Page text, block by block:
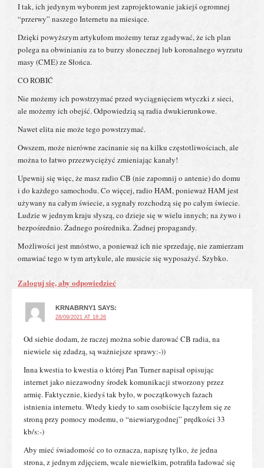
I tak, ich jedynym wyborem jest zaprojektowanie jakiejś ogromnej
“przerwy” naszego Internetu na miesiące.
Dzięki powyższym artykułom możemy teraz zgadywać, że ich plan
polega na obwinianiu za to burzy słonecznej lub koronalnego wyrzutu
masy (CME) ze Słońca.
CO ROBIĆ
Nie możemy ich powstrzymać przed wyciągnięciem wtyczki z sieci,
ale możemy ich obejść. Odpowiedzią są radia dwukierunkowe.
Nawet elita nie może tego powstrzymać.
Owszem, może nierówne zacinanie się na kilku częstotliwościach, ale
można to łatwo przezwyciężyć zmieniając kanały!
Upewnij się więc, że masz radio CB (nie zapomnij o antenie) do domu
i do każdego samochodu. Co więcej, radio HAM, ponieważ HAM jest
używany na całym świecie, a sygnały rozchodzą się po całym świecie.
Ludzie w jednym kraju słyszą, co dzieje się w wielu innych; na żywo i
bezpośrednio. Żadnego pośrednika. Żadnej propagandy.
Możliwości jest mnóstwo, a ponieważ ich nie sprzedaję, nie zamierzam
omawiać tego w tym artykule, ale musicie się wyposażyć. Szybko.
Zaloguj się, aby odpowiedzieć
KRNABRNY1 SAYS:
28/09/2021 AT 18:26
Od siebie dodam, że raczej można sobie darować CB radia, na
niewiele się zdadzą, są ważniejsze sprawy:-))
Inna kwestia to kwestia o której Pan Turner napisał opisując
internet jako niezawodny środek komunikacji stworzony przez
armię. Faktycznie, kiedyś tak było, w początkowych fazach
istnienia internetu. Wtedy kiedy to sam osobiście łączyłem się ze
stroną przy pomocy modemu, o “niewiarygodnej” prędkości 33
kb/s:-)
Aby mieć świadomość co to oznacza, napiszę tylko, że jedna
strona, z jednym zdjęciem, wcale niewielkim, potrafiła ładować się